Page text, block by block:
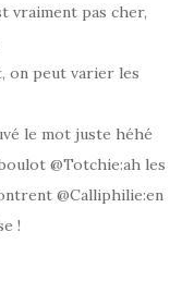
vraiment pas cher,
on peut varier les
le mot juste héhé
@Totchie:ah les
@Calliphilie:en
!